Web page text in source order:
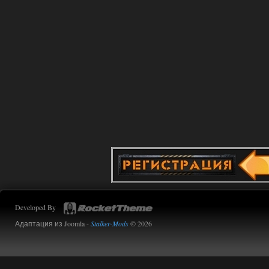
почему после прохождения
тайны зоны ремкоплеты не
Ответить ➤
01.08.2026
Объединенный Пак 2 + OGSR
помню только, что в конце
Developed By
Адаптация из Joomla -Stalker-Mods© 2026